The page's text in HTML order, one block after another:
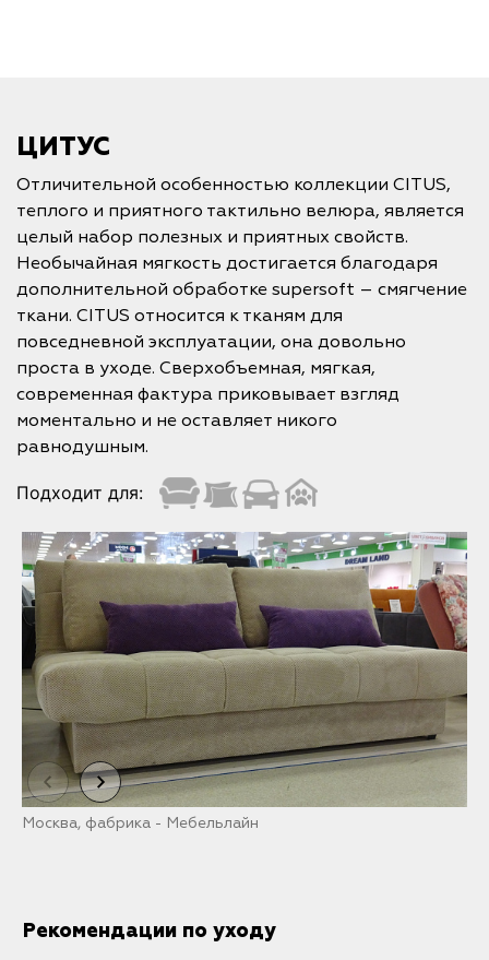
ЦИТУС
Отличительной особенностью коллекции CITUS,
теплого и приятного тактильно велюра, является
целый набор полезных и приятных свойств.
Необычайная мягкость достигается благодаря
дополнительной обработке supersoft – смягчение
ткани. CITUS относится к тканям для
повседневной эксплуатации, она довольно
проста в уходе. Сверхобъемная, мягкая,
современная фактура приковывает взгляд
моментально и не оставляет никого
равнодушным.
Подходит для:
Москва, фабрика - Мебельлайн
Рекомендации по уходу